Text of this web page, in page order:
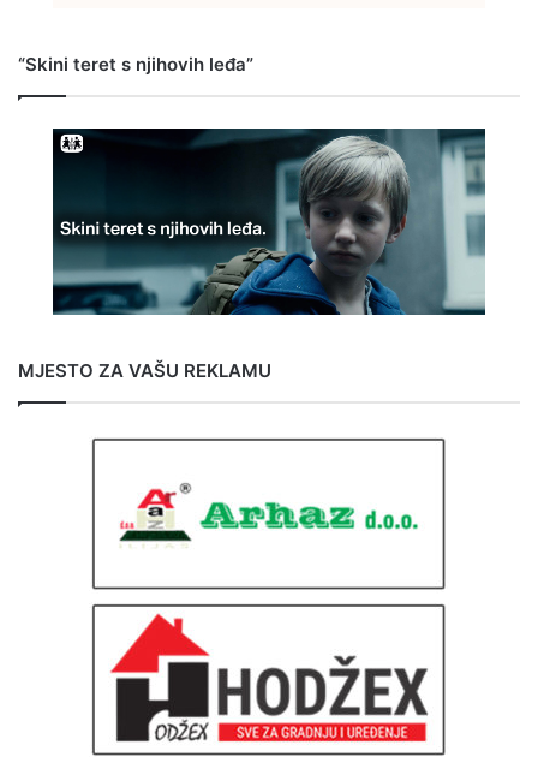
“Skini teret s njihovih leđa”
MJESTO ZA VAŠU REKLAMU